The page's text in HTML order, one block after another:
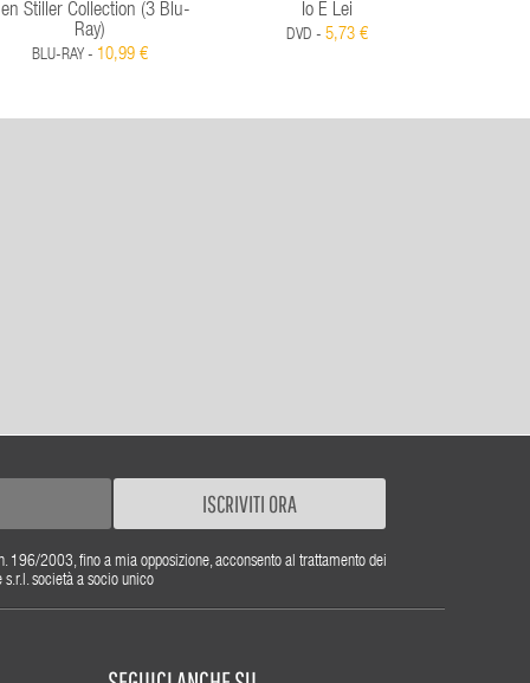
Stiller Collection (3 Blu-
Ray)
BLU-RAY - 10,99 €
Io E Lei
DVD - 5,73 €
ISCRIVITI ORA
196/2003, fino a mia opposizione, acconsento al trattamento dei
società a socio unico